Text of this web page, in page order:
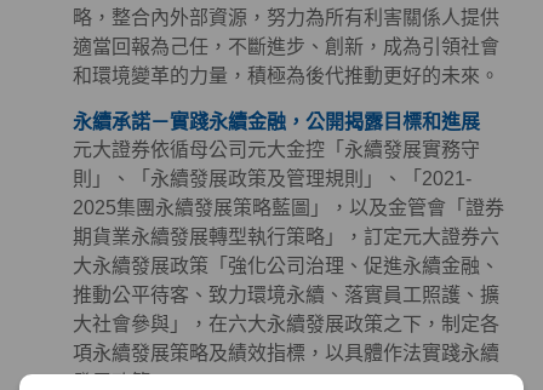
略，整合內外部資源，努力為所有利害關係人提供
適當回報為己任，不斷進步、創新，成為引領社會
和環境變革的力量，積極為後代推動更好的未來。
永續承諾－實踐永續金融，公開揭露目標和進展
元大證券依循母公司元大金控「永續發展實務守
則」、「永續發展政策及管理規則」、「2021-
2025集團永續發展策略藍圖」，以及金管會「證券
期貨業永續發展轉型執行策略」，訂定元大證券六
大永續發展政策「強化公司治理、促進永續金融、
推動公平待客、致力環境永續、落實員工照護、擴
大社會參與」，在六大永續發展政策之下，制定各
項永續發展策略及績效指標，以具體作法實踐永續